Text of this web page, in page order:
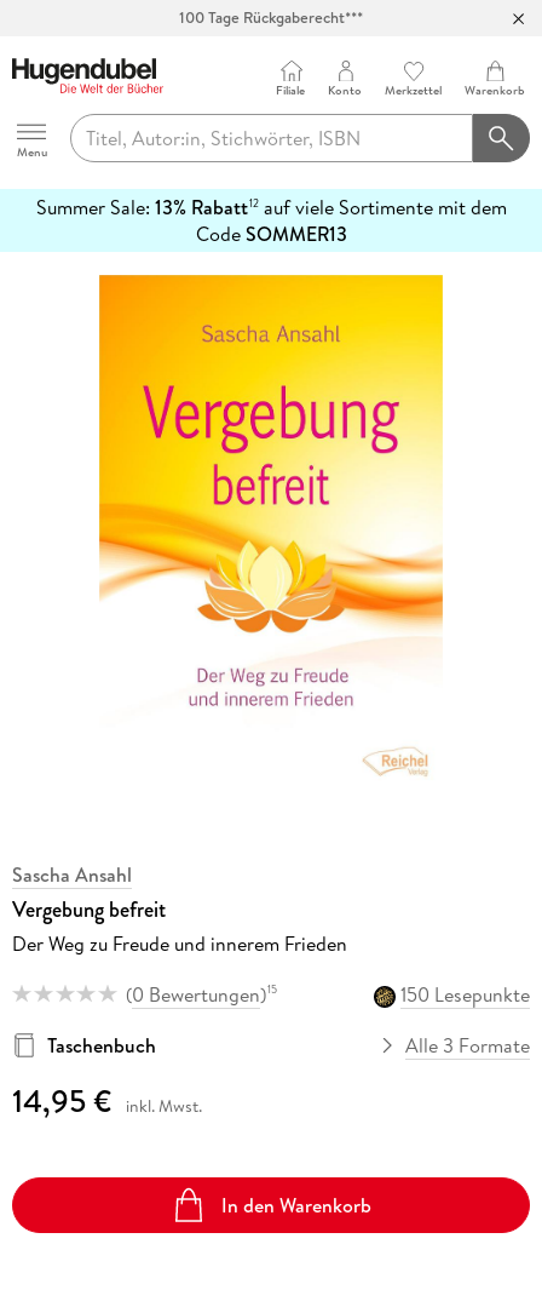
100 Tage Rückgaberecht***
Hugendubel
Menu
Filiale Konto Merkzettel Warenkorb
Summer Sale: 13% Rabatt12auf viele Sortimente mit dem
CodeSOMMER13
erfahren
Sascha Ansahl
Vergebung befreit
Der Weg zu Freude und innerem Frieden
(0 Bewertungen)15
150 Lesepunkte
Taschenbuch
Alle 3 Formate
14,95 € inkl. Mwst.
In den Warenkorb